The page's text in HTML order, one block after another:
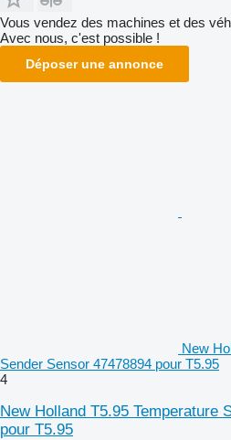
Vous vendez des machines et des
Avec nous, c'est possible !
Déposer une annonce
New
Sender Sensor 47478894 pour T5.95
4
New Holland T5.95 Temperature
pour T5.95